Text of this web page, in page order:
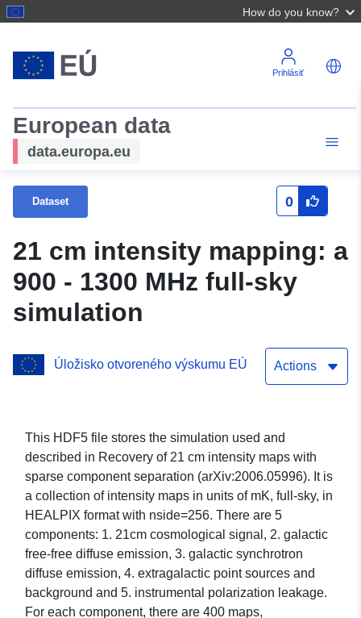
How do you know?
Prihlásiť
European data
data.europa.eu
Dataset 0
21 cm intensity mapping: a
900 - 1300 MHz full-sky
simulation
Úložisko otvoreného výskumu EÚ Actions
This HDF5 file stores the simulation used and
described in Recovery of 21 cm intensity maps with
sparse component separation (arXiv:2006.05996). It is
a collection of intensity maps in units of mK, full-sky, in
HEALPIX format with nside=256. There are 5
components: 1. 21cm cosmological signal, 2. galactic
free-free diffuse emission, 3. galactic synchrotron
diffuse emission, 4. extragalactic point sources and
background and 5. instrumental polarization leakage.
For each component, there are 400 maps,